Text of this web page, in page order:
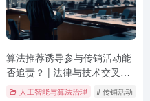
# 法律援助
算法推荐诱导参与传销活动能
否追责？ | 法律与技术交叉视
角下的责任界定
人工智能与算法治理 # 传销活动